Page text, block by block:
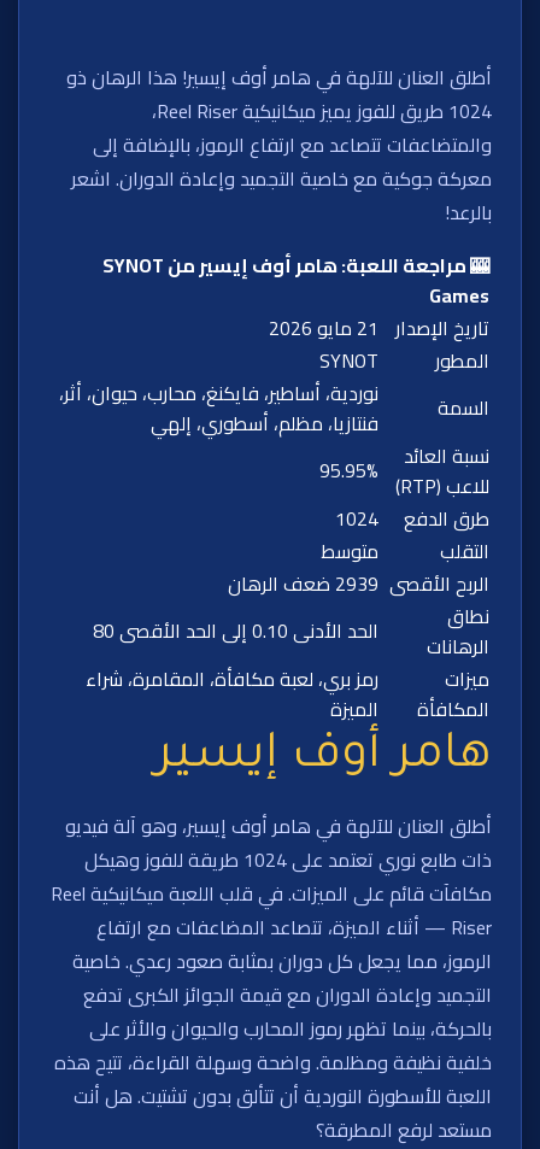
أطلق العنان للآلهة في هامر أوف إيسير! هذا الرهان ذو
1024 طريق للفوز يميز ميكانيكية Reel Riser،
والمتضاعفات تتصاعد مع ارتفاع الرموز، بالإضافة إلى
معركة جوكية مع خاصية التجميد وإعادة الدوران. اشعر
بالرعد!
🎰 مراجعة اللعبة: هامر أوف إيسير من SYNOT
Games
تاريخ الإصدار 21 مايو 2026
المطور
SYNOT
السمة
نوردية، أساطير، فايكنغ، محارب، حيوان، أثر،
فنتازيا، مظلم، أسطوري، إلهي
نسبة العائد
للاعب (RTP)
95.95%
طرق الدفع
1024
التقلب
متوسط
الربح الأقصى 2939 ضعف الرهان
نطاق
الرهانات
الحد الأدنى 0.10 إلى الحد الأقصى 80
ميزات
المكافأة
رمز بري، لعبة مكافأة، المقامرة، شراء
الميزة
هامر أوف إيسير
أطلق العنان للآلهة في هامر أوف إيسير، وهو آلة فيديو
ذات طابع نوري تعتمد على 1024 طريقة للفوز وهيكل
مكافآت قائم على الميزات. في قلب اللعبة ميكانيكية Reel
Riser — أثناء الميزة، تتصاعد المضاعفات مع ارتفاع
الرموز، مما يجعل كل دوران بمثابة صعود رعدي. خاصية
التجميد وإعادة الدوران مع قيمة الجوائز الكبرى تدفع
بالحركة، بينما تظهر رموز المحارب والحيوان والأثر على
خلفية نظيفة ومظلمة. واضحة وسهلة القراءة، تتيح هذه
اللعبة للأسطورة النوردية أن تتألق بدون تشتيت. هل أنت
مستعد لرفع المطرقة؟